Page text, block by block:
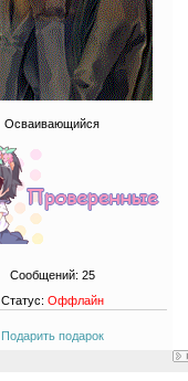
Осваивающийся
Сообщений: 25
Статус: Оффлайн
Подарить подарок